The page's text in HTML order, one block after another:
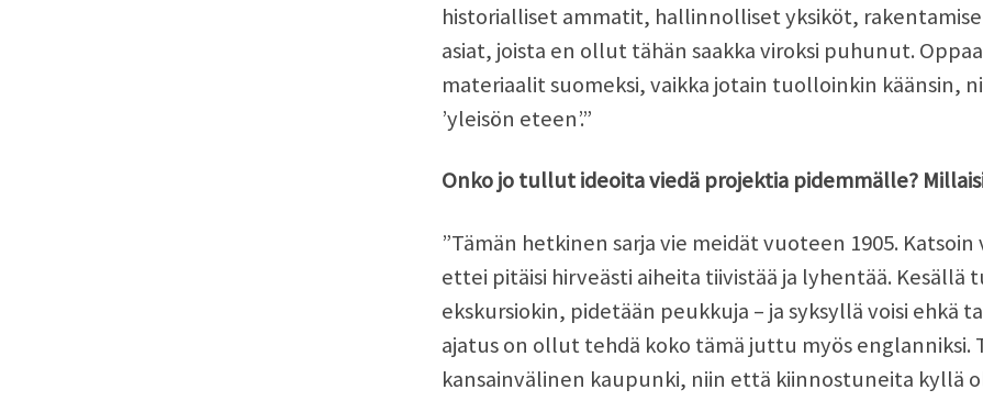
historialliset ammatit, hallinnolliset yksiköt,
asiat, joista en ollut tähän saakka viroksi puhunut.
materiaalit suomeksi, vaikka jotain tuolloinkin käänsin,
’yleisön eteen’.”
Onko jo tullut ideoita viedä projektia pidemmälle?
”Tämän hetkinen sarja vie meidät vuoteen 1905.
ettei pitäisi hirveästi aiheita tiivistää ja lyhentää. Kesällä
ekskursiokin, pidetään peukkuja – ja syksyllä voisi ehkä
ajatus on ollut tehdä koko tämä juttu myös englanniksi.
kansainvälinen kaupunki, niin että kiinnostuneita kyllä